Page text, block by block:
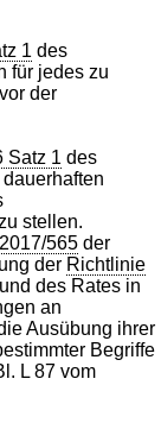
1 des
für jedes zu
der
Satz 1 des
stellen.
565 der
der Richtlinie
des Rates in
an
Ausübung ihrer
Begriffe
L 87 vom